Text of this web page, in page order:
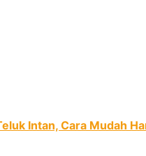
Intan, Cara Mudah